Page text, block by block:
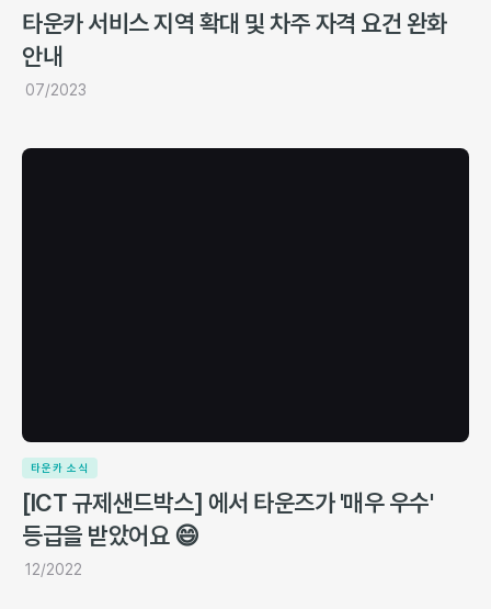
타운카 서비스 지역 확대 및 차주 자격 요건 완화
안내
07/2023
타운카 소식
[ICT 규제샌드박스] 에서 타운즈가 '매우 우수'
등급을 받았어요 😄
12/2022